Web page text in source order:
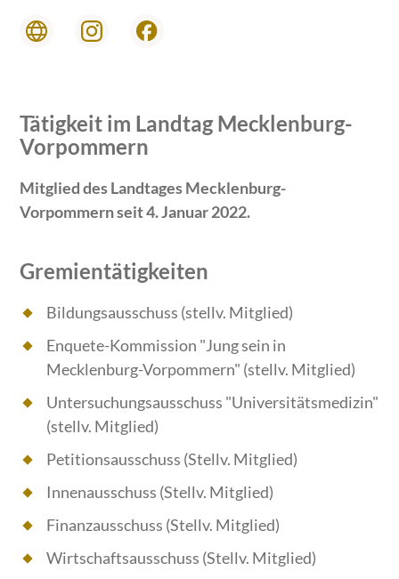
Tätigkeit im Landtag Mecklenburg-
Vorpommern
Mitglied des Landtages Mecklenburg-
Vorpommern seit 4. Januar 2022.
Gremientätigkeiten
Bildungsausschuss (stellv. Mitglied)
Enquete-Kommission "Jung sein in
Mecklenburg-Vorpommern" (stellv. Mitglied)
Untersuchungsausschuss "Universitätsmedizin"
(stellv. Mitglied)
Petitionsausschuss (Stellv. Mitglied)
Innenausschuss (Stellv. Mitglied)
Finanzausschuss (Stellv. Mitglied)
Wirtschaftsausschuss (Stellv. Mitglied)